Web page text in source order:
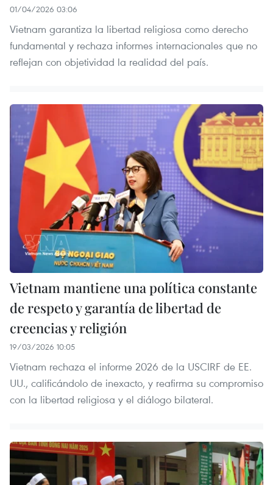
01/04/2026 03:06
Vietnam garantiza la libertad religiosa como derecho
fundamental y rechaza informes internacionales que no
reflejan con objetividad la realidad del país.
Vietnam mantiene una política constante
de respeto y garantía de libertad de
creencias y religión
19/03/2026 10:05
Vietnam rechaza el informe 2026 de la USCIRF de EE.
UU., calificándolo de inexacto, y reafirma su compromiso
con la libertad religiosa y el diálogo bilateral.